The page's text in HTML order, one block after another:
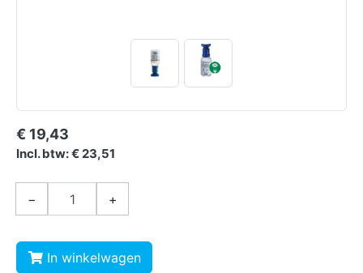
€ 19,43
Incl. btw: € 23,51
− +
In winkelwagen